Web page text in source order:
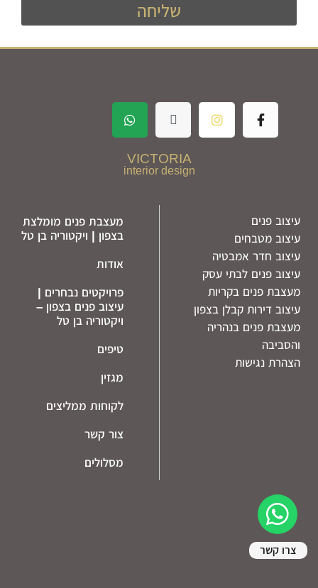
שליחה
צרו קשר
מעצבת פנים מומלצת
בצפון | ויקטוריה בן טל
אודות
פרויקטים נבחרים |
עיצוב פנים בצפון –
ויקטוריה בן טל
טיפים
מגזין
לקוחות ממליצים
צור קשר
מסלולים
עיצוב פנים
עיצוב מטבחים
עיצוב חדר אמבטיה
עיצוב פנים לבתי עסק
מעצבת פנים בקריות
עיצוב דירות קבלן בצפון
מעצבת פנים בנהריה
והסביבה
הצהרת נגישות
VICTORIA
interior design